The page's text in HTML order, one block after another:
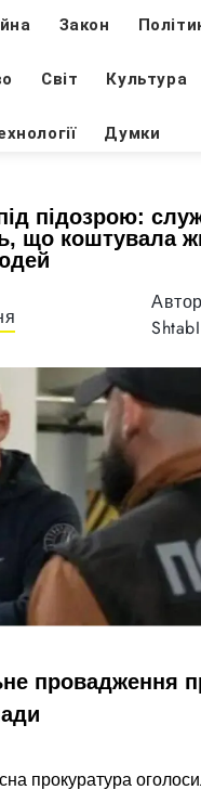
Закон
Світ Культура
Думки
підозрою:
що коштувала
провадження
прокуратура